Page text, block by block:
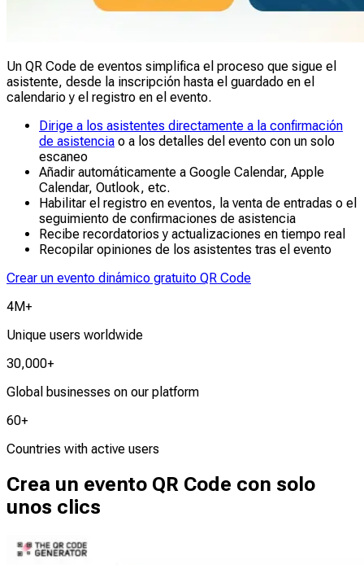
Un QR Code de eventos simplifica el proceso que sigue el
asistente, desde la inscripción hasta el guardado en el
calendario y el registro en el evento.
Dirige a los asistentes directamente a la confirmación
de asistencia o a los detalles del evento con un solo
escaneo
Añadir automáticamente a Google Calendar, Apple
Calendar, Outlook, etc.
Habilitar el registro en eventos, la venta de entradas o el
seguimiento de confirmaciones de asistencia
Recibe recordatorios y actualizaciones en tiempo real
Recopilar opiniones de los asistentes tras el evento
Crear un evento dinámico gratuito QR Code
4M+
Unique users worldwide
30,000+
Global businesses on our platform
60+
Countries with active users
Crea un evento QR Code con solo
unos clics